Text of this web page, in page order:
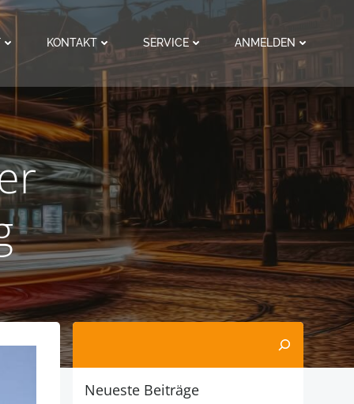
KONTAKT SERVICE ANMELDEN
Suchen
Neueste Beiträge